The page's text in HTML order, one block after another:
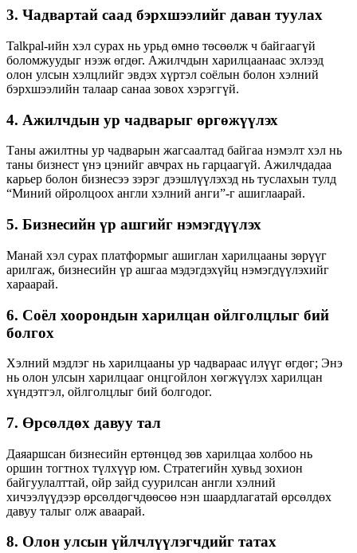
3. Чадвартай саад бэрхшээлийг даван туулах
Talkpal-ийн хэл сурах нь урьд өмнө төсөөлж ч байгаагүй
боломжуудыг нээж өгдөг. Ажилчдын харилцаанаас эхлээд
олон улсын хэлцлийг эвдэх хүртэл соёлын болон хэлний
бэрхшээлийн талаар санаа зовох хэрэггүй.
4. Ажилчдын ур чадварыг өргөжүүлэх
Таны ажилтны ур чадварын жагсаалтад байгаа нэмэлт хэл нь
таны бизнест үнэ цэнийг авчрах нь гарцаагүй. Ажилчдадаа
карьер болон бизнесээ зэрэг дээшлүүлэхэд нь туслахын тулд
“Миний ойролцоох англи хэлний анги”-г ашиглаарай.
5. Бизнесийн үр ашгийг нэмэгдүүлэх
Манай хэл сурах платформыг ашиглан харилцааны зөрүүг
арилгаж, бизнесийн үр ашгаа мэдэгдэхүйц нэмэгдүүлэхийг
хараарай.
6. Соёл хоорондын харилцан ойлголцлыг бий
болгох
Хэлний мэдлэг нь харилцааны ур чадвараас илүүг өгдөг; Энэ
нь олон улсын харилцааг онцгойлон хөгжүүлэх харилцан
хүндэтгэл, ойлголцлыг бий болгодог.
7. Өрсөлдөх давуу тал
Даяаршсан бизнесийн ертөнцөд зөв харилцаа холбоо нь
оршин тогтнох түлхүүр юм. Стратегийн хувьд зохион
байгуулалттай, ойр зайд суурилсан англи хэлний
хичээлүүдээр өрсөлдөгчдөөсөө нэн шаардлагатай өрсөлдөх
давуу талыг олж аваарай.
8. Олон улсын үйлчлүүлэгчдийг татах